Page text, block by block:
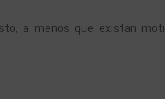
a menos que existan